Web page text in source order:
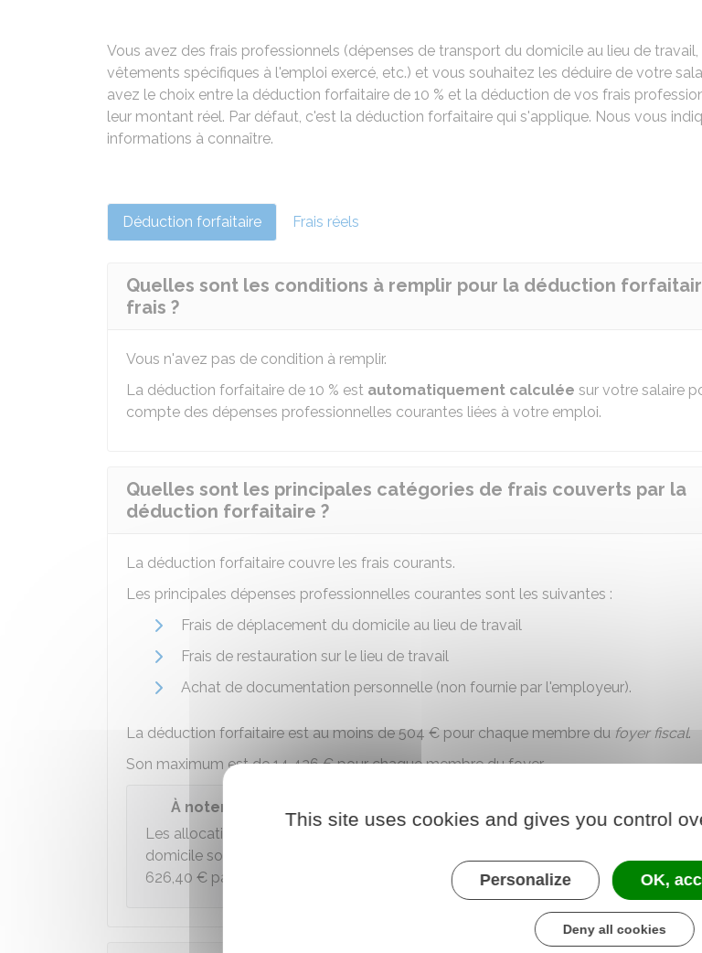
Vous avez des frais professionnels (dépenses de transport du domicile au lieu de travail,
vêtements spécifiques à l'emploi exercé, etc.) et vous souhaitez les déduire de votre
avez le choix entre la déduction forfaitaire de 10 % et la déduction de vos frais
leur montant réel. Par défaut, c'est la déduction forfaitaire qui s'applique. Nous vous
informations à connaître.
Déduction forfaitaire Frais réels
Quelles sont les conditions à remplir pour la déduction
frais ?
Vous n'avez pas de condition à remplir.
La déduction forfaitaire de 10 % est automatiquement calculée sur votre salaire
compte des dépenses professionnelles courantes liées à votre emploi.
Quelles sont les principales catégories de frais couverts par la
déduction forfaitaire ?
La déduction forfaitaire couvre les frais courants.
Les principales dépenses professionnelles courantes sont les suivantes :
Frais de déplacement du domicile au lieu de travail
Frais de restauration sur le lieu de travail
Achat de documentation personnelle (non fournie par l'employeur).
La déduction forfaitaire est au moins de504 € pour chaque membre du foyer fiscal.
Son maximum est de14 426 €pour chaque membre du foyer.
À noter
Les allocations versées par votre employeur pour couvrir vos frais de télétravail à
domicile sont exonérées d'impôt, dans la limite de
626,40 € par an) pour vos revenus de 2024.
This site uses cookies and gives you control
Personalize OK,
Deny all cookies